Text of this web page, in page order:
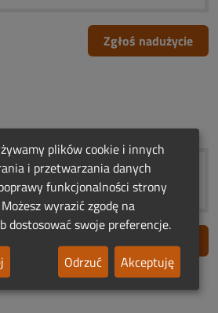
Zgłoś nadużycie
Zgłoś nadużycie
plików cookie i innych
i przetwarzania danych
funkcjonalności strony
wyrazić zgodę na
dostosować swoje preferencje.
Odrzuć Akceptuję